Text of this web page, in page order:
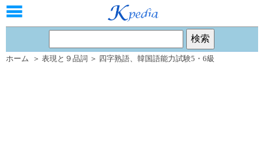
ホーム ＞ 表現と９品詞 ＞ 四字熟語、 韓国語能力試験5・6級